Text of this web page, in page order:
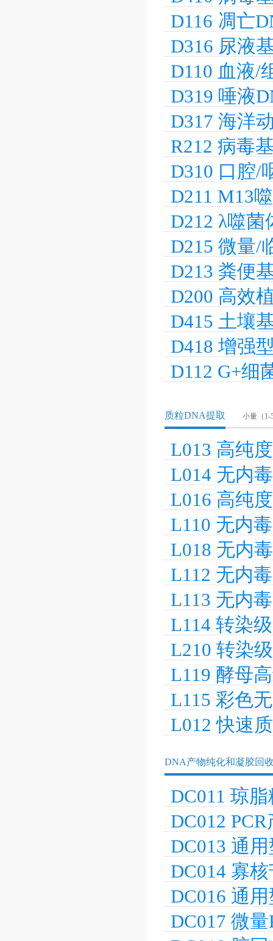
D116 凋亡
D316 尿液
D110 血液/
型）
D319 唾液
D317 海洋
★★★
R212 病毒
D310 口腔/
★★★
D211 M13
D212 λ噬
D215 微量/
D213 粪便
D200 高效
加热）★
D415 土壤
D418 增强
D112 G+细
质粒DNA提取 小量（1-
L013 高纯
L014 无内
L016 高纯
L110 无内
L018 无内
L112 无内
L113 无内
L114 转染
L210 转染
L119 酵母
L115 彩色
L012 快速
DNA产物纯化和凝胶回
DC011 琼
DC012
DC013 通
DC014 寡
DC016 通
DC017 微